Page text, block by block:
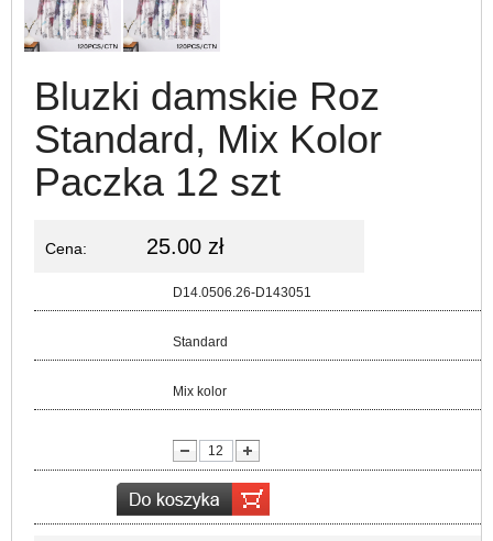
Bluzki damskie Roz
Standard, Mix Kolor
Paczka 12 szt
Cena: 25.00 zł
D14.0506.26-D143051
Standard
Mix kolor